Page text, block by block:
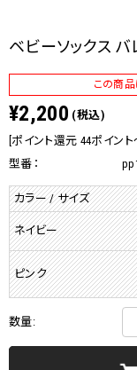
ベビーソックス バ
この商
¥2,200 (税込)
[ポイント還元 44ポイント
型番：
カラー / サイズ
ネイビー
ピンク
数量: